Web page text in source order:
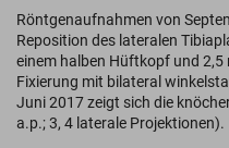
Röntgenaufnahmen von
Reposition des lateralen
einem halben Hüftkopf und
Fixierung mit bilateral
Juni 2017 zeigt sich die
a.p.; 3, 4 laterale Projektionen).